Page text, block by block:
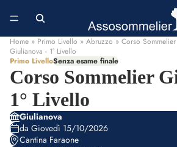
Home » Primo Livello » Abruzzo » Corso Sommelier
Giulianova - 1° Livello
Primo LivelloSenza esame finale
Corso Sommelier
1° Livello
Giulianova
da Giovedì 15/10/2026
Cantina Faraone